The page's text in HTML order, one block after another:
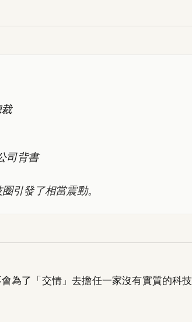
司背書
引發了相當震動。
為了「交情」去擔任一家沒有實質的科技